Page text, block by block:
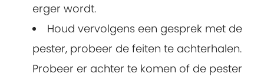
erger wordt.
Houd vervolgens een gesprek met de
pester, probeer de feiten te achterhalen.
Probeer er achter te komen of de pester